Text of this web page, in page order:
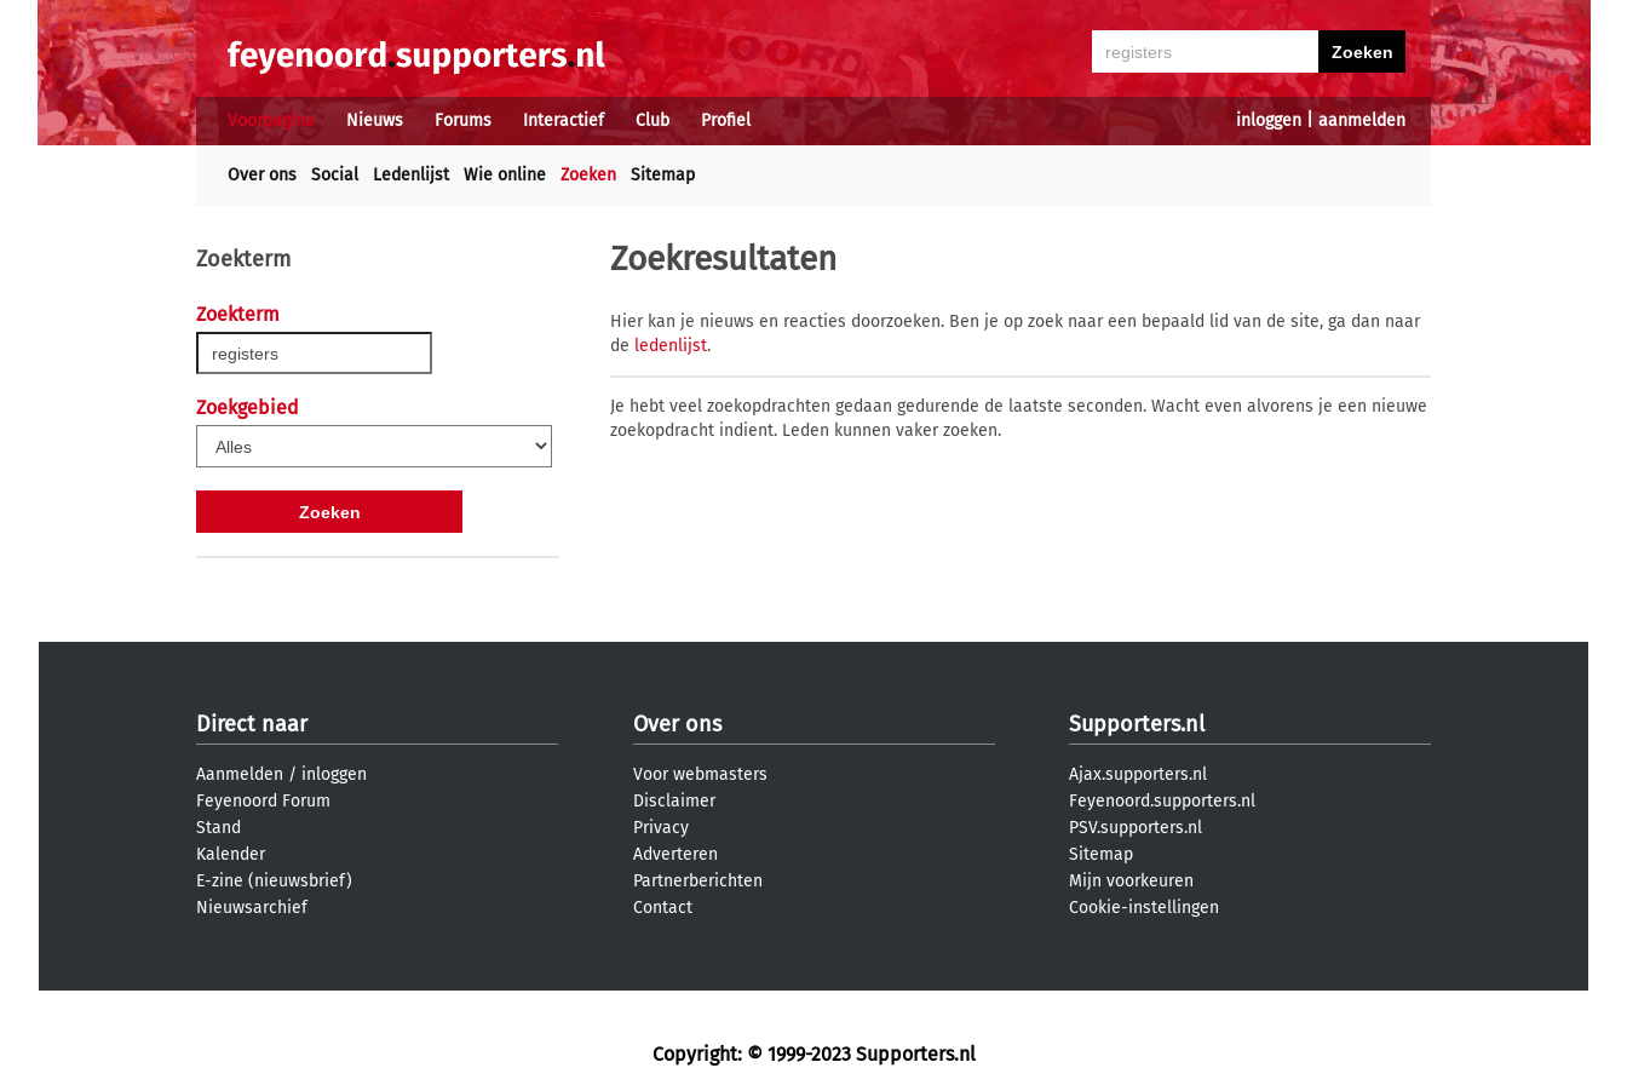
inloggen aanmelden
Voorpagina Nieuws Forums Interactief Club Profiel
Over ons Social Ledenlijst Wie online Zoeken Sitemap
Zoekterm
Zoekterm
Zoekgebied
Zoekresultaten
Hier kan je nieuws en reacties doorzoeken. Ben je op zoek naar een bepaald lid van de site, ga dan naar
de ledenlijst.
Je hebt veel zoekopdrachten gedaan gedurende de laatste seconden. Wacht even alvorens je een nieuwe
zoekopdracht indient. Leden kunnen vaker zoeken.
Direct naar
Aanmelden / inloggen
Feyenoord Forum
Stand
Kalender
E-zine (nieuwsbrief)
Nieuwsarchief
Over ons
Voor webmasters
Disclaimer
Privacy
Adverteren
Partnerberichten
Contact
Supporters.nl
Ajax.supporters.nl
Feyenoord.supporters.nl
PSV.supporters.nl
Sitemap
Mijn voorkeuren
Cookie-instellingen
Copyright: © 1999-2023 Supporters.nl